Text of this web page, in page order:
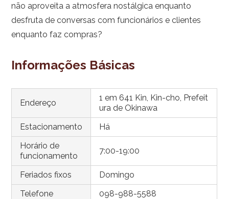
não aproveita a atmosfera nostálgica enquanto
desfruta de conversas com funcionários e clientes
enquanto faz compras?
Informações Básicas
Endereço
1 em 641 Kin, Kin-cho, Prefeit
ura de Okinawa
Estacionamento
Há
Horário de
funcionamento
7:00-19:00
Feriados fixos
Domingo
Telefone
098-988-5588